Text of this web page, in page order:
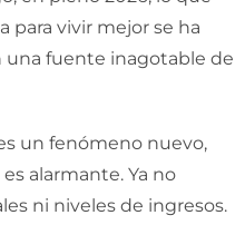
para vivir mejor se ha
fuente inagotable de
un fenómeno nuevo,
alarmante. Ya no
ni niveles de ingresos.